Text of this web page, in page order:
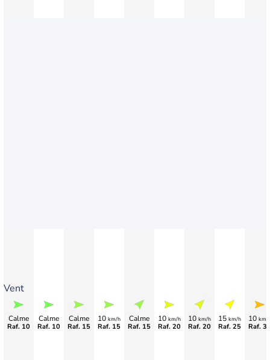
Vent
Calme
Raf. 10
Calme
Raf. 10
Calme
Raf. 15
10 km/h
Raf. 15
Calme
Raf. 15
10 km/h
Raf. 20
10 km/h
Raf. 20
15 km/h
Raf. 25
10 km/
Raf.